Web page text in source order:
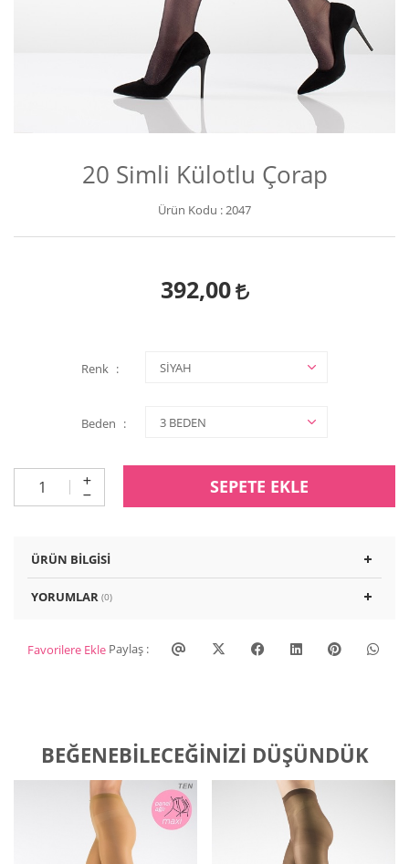
20 Simli Külotlu Çorap
Ürün Kodu :2047
392,00
Renk
Beden
SEPETE EKLE
ÜRÜN BILGISI
YORUMLAR (0)
Favorilere Ekle Paylaş :
BEĞENEBILECEĞINIZI DÜŞÜNDÜK